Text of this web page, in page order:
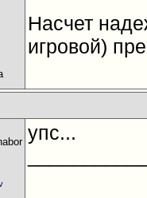
Насчет
игровой)
упс...